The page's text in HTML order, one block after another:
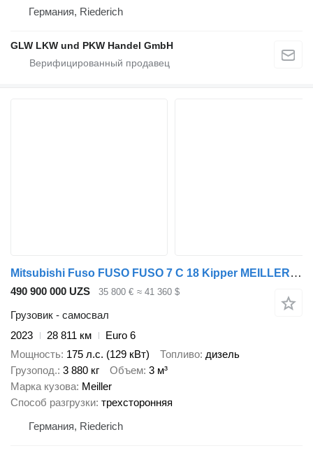
Германия, Riederich
GLW LKW und PKW Handel GmbH
Mitsubishi Fuso FUSO FUSO 7 C 18 Kipper MEILLER 3-Seiten*AHK*NL 3,8 T
490 900 000 UZS 35 800 € ≈ 41 360 $
Грузовик - самосвал
2023
28 811 км
Euro 6
Мощность 175 л.с. (129 кВт) Топливо дизель
Грузопод. 3 880 кг Объем 3 м³
Марка кузова Meiller
Способ разгрузки трехсторонняя
Германия, Riederich